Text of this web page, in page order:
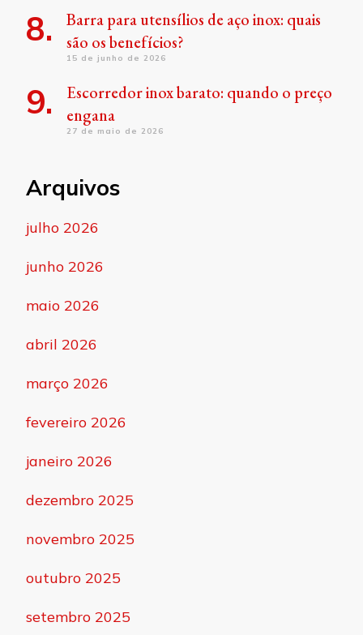
Barra para utensílios de aço inox: quais
são os benefícios?
15 de junho de 2026
Escorredor inox barato: quando o preço
engana
27 de maio de 2026
Arquivos
julho 2026
junho 2026
maio 2026
abril 2026
março 2026
fevereiro 2026
janeiro 2026
dezembro 2025
novembro 2025
outubro 2025
setembro 2025